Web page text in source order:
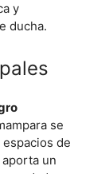
y
ducha.
se
de
aporta un